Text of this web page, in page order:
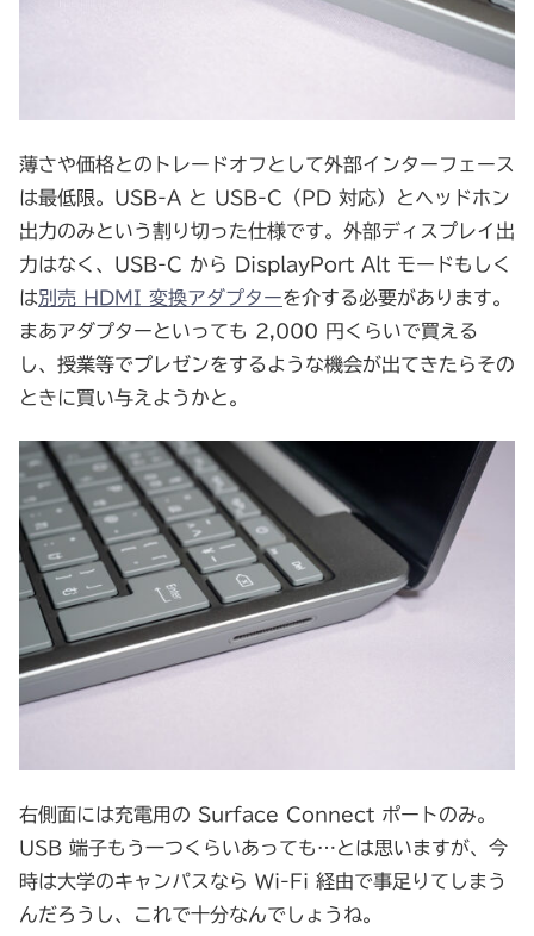
薄さや価格とのトレードオフとして外部インターフェース
は最低限。USB-A と USB-C（PD 対応）とヘッドホン
出力のみという割り切った仕様です。外部ディスプレイ出
力はなく、USB-C から DisplayPort Alt モードもしく
は別売 HDMI 変換アダプターを介する必要があります。
まあアダプターといっても 2,000 円くらいで買える
し、授業等でプレゼンをするような機会が出てきたらその
ときに買い与えようかと。
右側面には充電用の Surface Connect ポートのみ。
USB 端子もう一つくらいあっても…とは思いますが、今
時は大学のキャンパスなら Wi-Fi 経由で事足りてしまう
んだろうし、これで十分なんでしょうね。